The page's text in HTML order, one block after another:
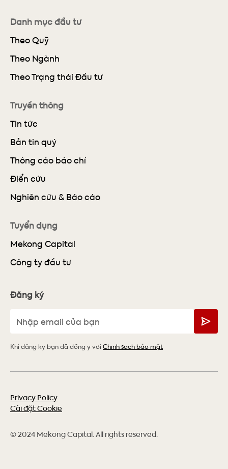
Danh mục đầu tư
Theo Quỹ
Theo Ngành
Theo Trạng thái Đầu tư
Truyền thông
Tin tức
Bản tin quý
Thông cáo báo chí
Điển cứu
Nghiên cứu & Báo cáo
Tuyển dụng
Mekong Capital
Công ty đầu tư
Đăng ký
Khi đăng ký bạn đã đồng ý với Chính sách bảo mật
© 2024 Mekong Capital. All rights reserved.
Privacy Policy
Cài đặt Cookie